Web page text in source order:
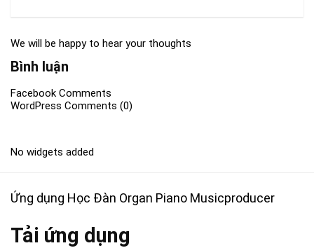
We will be happy to hear your thoughts
Bình luận
Facebook Comments
WordPress Comments (0)
No widgets added
Ứng dụng Học Đàn Organ Piano Musicproducer
Tải ứng dụng